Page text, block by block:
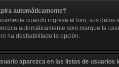
automáticamente?
cuando ingresa al foro, sus datos
automáticamente solo marque la
ha deshabilitado la opción.
aparezca en las listas de usuarios